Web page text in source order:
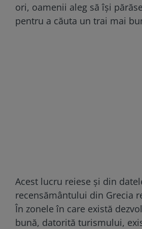
ori, oamenii aleg să își
pentru a căuta un trai mai
Acest lucru reiese și din
recensământului din Grecia
În zonele în care există
bună, datorită turismului,